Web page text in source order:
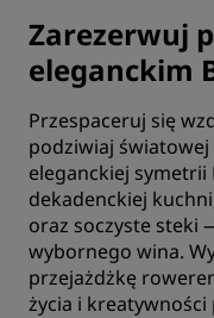
Zarezerwuj
eleganckim
Przespaceruj się
podziwiaj
eleganckiej symetrii
dekadenckiej
oraz soczyste steki
wybornego wina.
przejażdżkę
życia i